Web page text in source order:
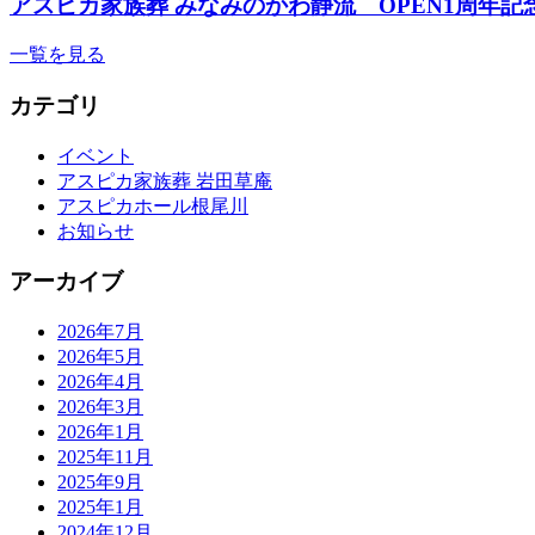
一覧を見る
カテゴリ
イベント
アスピカ家族葬 岩田草庵
アスピカホール根尾川
お知らせ
アーカイブ
2026年7月
2026年5月
2026年4月
2026年3月
2026年1月
2025年11月
2025年9月
2025年1月